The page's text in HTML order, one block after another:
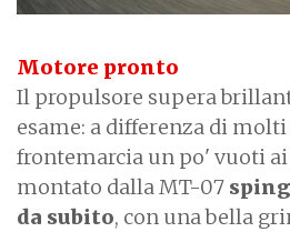
Motore pronto
Il propulsore supera
esame: a differenza di
frontemarcia un po' vuoti ai
montato dalla MT-07
da subito, con una bella